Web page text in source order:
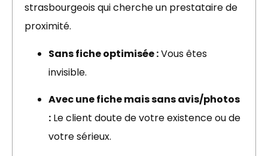
strasbourgeois qui cherche un prestataire de
proximité.
Sans fiche optimisée :Vous êtes
invisible.
Avec une fiche mais sans avis/photos
: Le client doute de votre existence ou de
votre sérieux.